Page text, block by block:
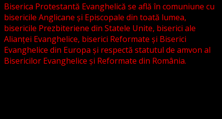
Biserica Protestantă Evanghelică se află în comuniune cu
bisericile Anglicane și Episcopale din toată lumea,
bisericile Prezbiteriene din Statele Unite, biserici ale
Alianței Evanghelice, biserici Reformate și Biserici
Evanghelice din Europa și respectă statutul de amvon al
Bisericilor Evanghelice și Reformate din România.